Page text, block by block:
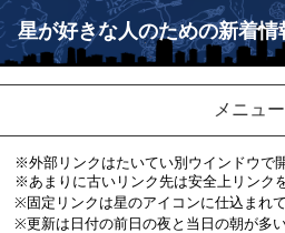
星が好きな人のための新着情
メニュー
※外部リンクはたいてい別ウインドウで
※あまりに古いリンク先は安全上リンク
※固定リンクは星のアイコンに仕込まれて
※更新は日付の前日の夜と当日の朝が多